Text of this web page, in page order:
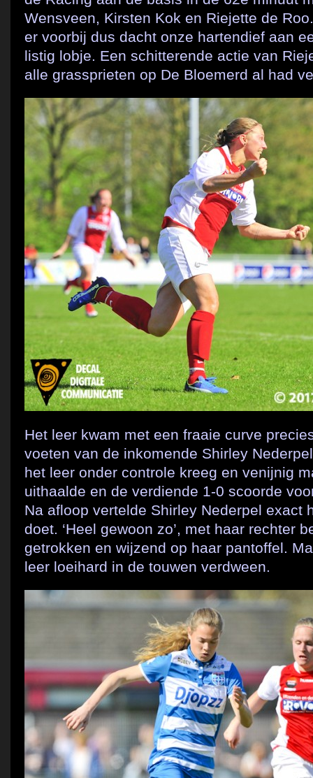
Wensveen, Kirsten Kok en Riejette de
er voorbij dus dacht onze hartendief aan
listig lobje. Een schitterende actie van
alle grassprieten op De Bloemerd al had
Het leer kwam met een fraaie curve
voeten van de inkomende Shirley
het leer onder controle kreeg en venijnig
uithaalde en de verdiende 1-0 scoorde
Na afloop vertelde Shirley Nederpel exact
doet. ‘Heel gewoon zo’, met haar rechter
getrokken en wijzend op haar pantoffel.
leer loeihard in de touwen verdween.